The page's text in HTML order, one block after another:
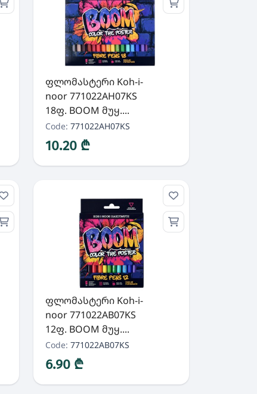
ფლომასტერი Koh-i-
noor 771022AH07KS
18ფ. BOOM მუყ....
Code: 771022AH07KS
10.20 ₾
ფლომასტერი Koh-i-
noor 771022AB07KS
12ფ. BOOM მუყ....
Code: 771022AB07KS
6.90 ₾